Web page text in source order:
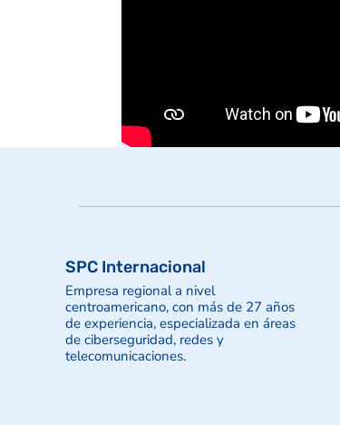
SPC Internacional
Empresa regional a nivel
centroamericano, con más de 27 años
de experiencia, especializada en áreas
de ciberseguridad, redes y
telecomunicaciones.